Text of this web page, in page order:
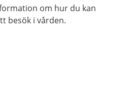
om hur du kan
besök i vården.